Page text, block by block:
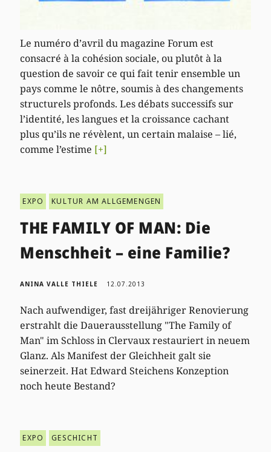
Le numéro d’avril du magazine Forum est
consacré à la cohésion sociale, ou plutôt à la
question de savoir ce qui fait tenir ensemble un
pays comme le nôtre, soumis à des changements
structurels profonds. Les débats successifs sur
l’identité, les langues et la croissance cachant
plus qu’ils ne révèlent, un certain malaise – lié,
comme l’estime [+]
EXPO KULTUR AM ALLGEMENGEN
THE FAMILY OF MAN: Die
Menschheit – eine Familie?
ANINA VALLE THIELE 12.07.2013
Nach aufwendiger, fast dreijähriger Renovierung
erstrahlt die Dauerausstellung "The Family of
Man" im Schloss in Clervaux restauriert in neuem
Glanz. Als Manifest der Gleichheit galt sie
seinerzeit. Hat Edward Steichens Konzeption
noch heute Bestand?
EXPO GESCHICHT